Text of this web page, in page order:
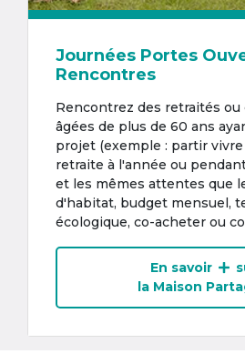
Journées Portes
Rencontres
Rencontrez des retraités
âgées de plus de 60 ans
projet (exemple : partir vivre
retraite à l'année ou
et les mêmes attentes que
d'habitat, budget mensuel,
écologique, co-acheter ou
En savoir
la Maison